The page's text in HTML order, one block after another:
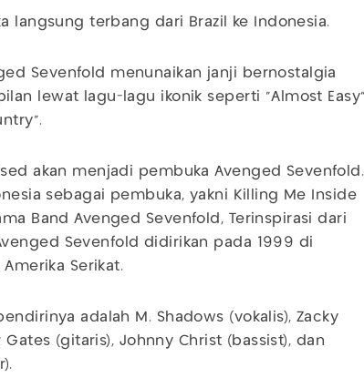
langsung terbang dari Brazil ke Indonesia.
Sevenfold menunaikan janji bernostalgia
lewat lagu-lagu ikonik seperti "Almost
akan menjadi pembuka Avenged Sevenfold.
sebagai pembuka, yakni Killing Me Inside
Band Avenged Sevenfold, Terinspirasi dari
Sevenfold didirikan pada 1999 di
Serikat.
adalah M. Shadows (vokalis), Zacky
(gitaris), Johnny Christ (bassist), dan